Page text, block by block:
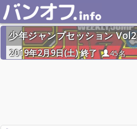
少年ジャンプセッション Vol2
2019年2月9日(土) 終了
45名